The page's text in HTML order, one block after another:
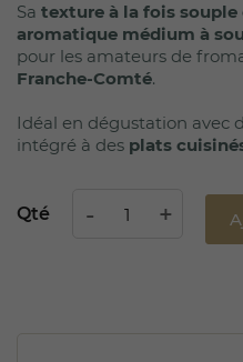
Sa texture à la fois souple
aromatique médium à
pour les amateurs de
Franche-Comté.
Idéal en dégustation avec
intégré à des plats
Qté